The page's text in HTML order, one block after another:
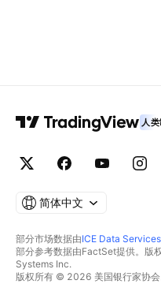
人
简体中文
部分市场数据由ICE Data Services
部分参考数据由FactSet提供。
Systems Inc.
版权所有 © 2026 美国银行家协